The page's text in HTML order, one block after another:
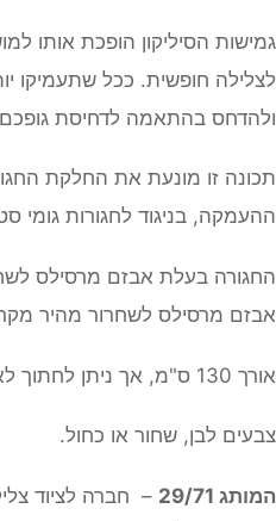
גמישות הסיליקון הופכת אותו
לצלילה חופשית. ככל שתעמיקו
ולהדחס בהתאמה לדחיסת
תכונה זו מונעת את החלקת
ההעמקה, בניגוד לחגורות גומי
החגורה בעלת אבזם מרסילס
אבזם מרסילס לשחרור מהיר מקרבון
אורך 130 ס"מ, אך ניתן לחתוך לאורך המועדף עליך.
צבעים לבן, שחור או כחול.
המותג 29/71
– חברה לציוד